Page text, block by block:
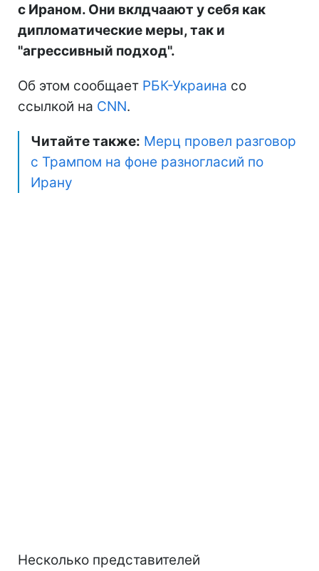
с Ираном. Они вклдчаают у себя как
дипломатические меры, так и
"агрессивный подход".
Об этом сообщает РБК-Украина со
ссылкой на CNN.
Читайте также: Мерц провел разговор
с Трампом на фоне разногласий по
Ирану
Несколько представителей